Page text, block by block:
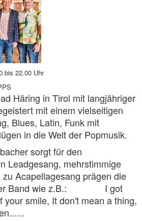
bis 22.00 Uhr
Häring in Tirol mit langjähriger
mit einem vielseitigen
Blues, Latin, Funk mit
in die Welt der Popmusik.
sorgt für den
Leadgesang, mehrstimmige
Acapellagesang prägen die
der Band wie z.B.: I got
your smile, It don't mean a thing,